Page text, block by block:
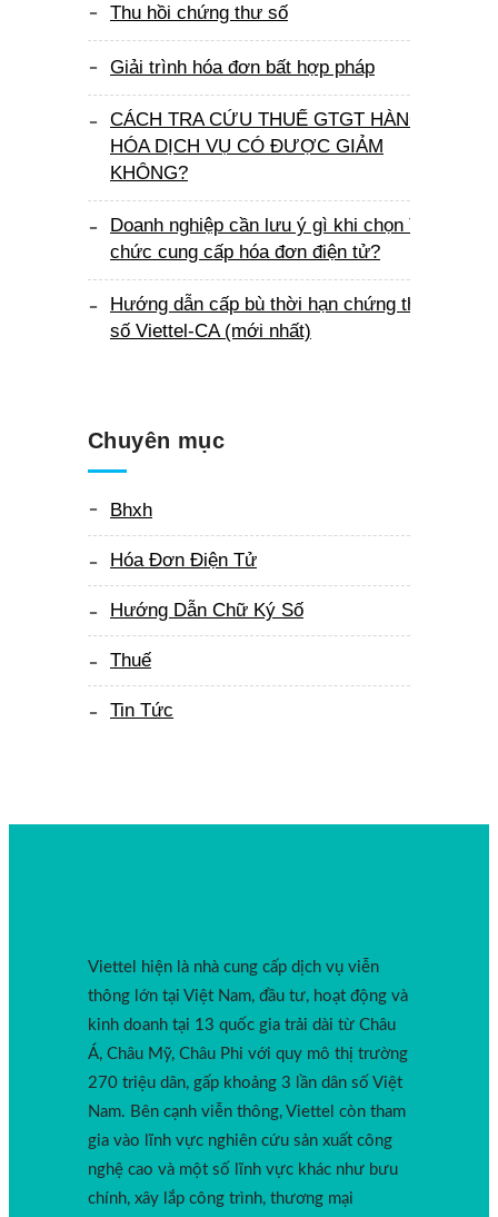
Thu hồi chứng thư số
Giải trình hóa đơn bất hợp pháp
CÁCH TRA CỨU THUẾ GTGT HÀNG
HÓA DỊCH VỤ CÓ ĐƯỢC GIẢM
KHÔNG?
Doanh nghiệp cần lưu ý gì khi chọn Tổ
chức cung cấp hóa đơn điện tử?
Hướng dẫn cấp bù thời hạn chứng thư
số Viettel-CA (mới nhất)
Chuyên mục
Bhxh
Hóa Đơn Điện Tử
Hướng Dẫn Chữ Ký Số
Thuế
Tin Tức
Viettel hiện là nhà cung cấp dịch vụ viễn
thông lớn tại Việt Nam, đầu tư, hoạt động và
kinh doanh tại 13 quốc gia trải dài từ Châu
Á, Châu Mỹ, Châu Phi với quy mô thị trường
270 triệu dân, gấp khoảng 3 lần dân số Việt
Nam. Bên cạnh viễn thông, Viettel còn tham
gia vào lĩnh vực nghiên cứu sản xuất công
nghệ cao và một số lĩnh vực khác như bưu
chính, xây lắp công trình, thương mại